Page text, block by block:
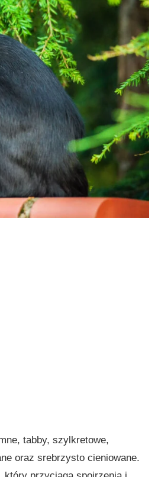
tabby, szylkretowe,
oraz srebrzysto cieniowane.